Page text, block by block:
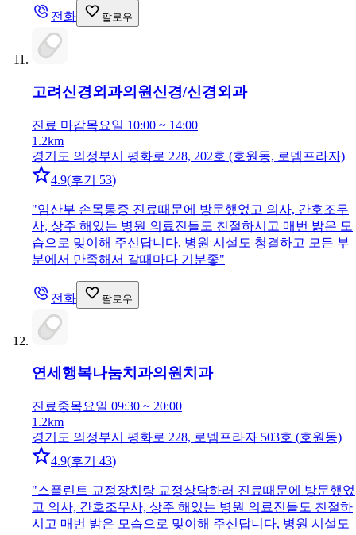
전화 팔로우
고려신경외과의원신경/신경외과
진료 마감목요일 10:00 ~ 14:00
1.2km
경기도 의정부시 평화로 228, 202호 (호원동, 로뎀프라자)
4.9(후기 53)
"임산부 손목통증 진료때문에 방문했었고 의사, 간호조무
사, 상주 해있는 병원 의료진들도 친절하시고 매번 밝은 모
습으로 맞이해 주신답니다, 병원 시설도 청결하고 모든 부
분에서 만족해서 갈때마다 기분좋"
전화 팔로우
연세행복나눔치과의원치과
진료중목요일 09:30 ~ 20:00
1.2km
경기도 의정부시 평화로 228, 로뎀프라자 503호 (호원동)
4.9(후기 43)
"스플린트 교정장치랑 교정상담하러 진료때문에 방문했었
고 의사, 간호조무사, 상주 해있는 병원 의료진들도 친절하
시고 매번 밝은 모습으로 맞이해 주신답니다, 병원 시설도